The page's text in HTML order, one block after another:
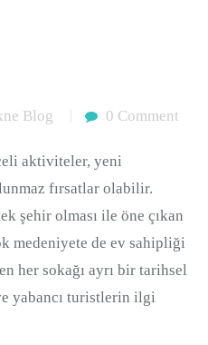
Blog 0 Comment
aktiviteler, yeni
fırsatlar olabilir.
şehir olması ile öne çıkan
medeniyete de ev sahipliği
her sokağı ayrı bir tarihsel
yabancı turistlerin ilgi